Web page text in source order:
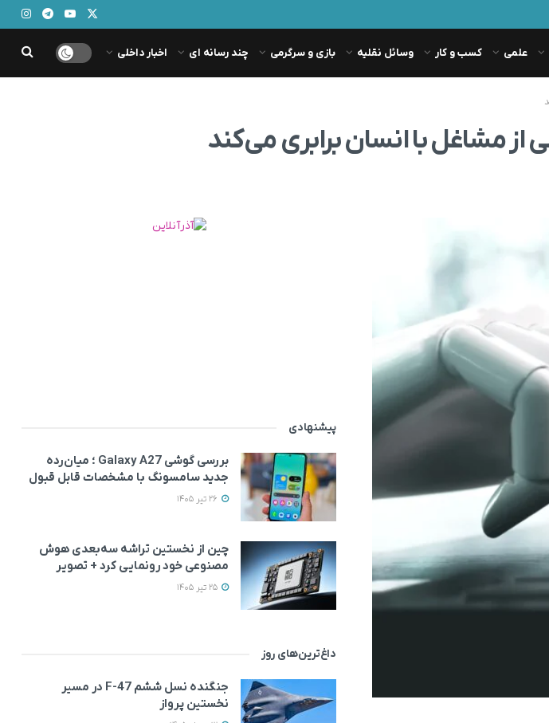
علمی کسب و کار وسائل نقلیه بازی و سرگرمی چند رسانه ای اخبار داخلی
پیشنهادی
بررسی گوشی Galaxy A27 ؛ میان‌رده‌
جدید سامسونگ با مشخصات قابل قبول
چین از نخستین تراشه سه‌بعدی هوش
مصنوعی خود رونمایی کرد + تصویر
داغ‌ترین‌های روز
جنگنده نسل ششم F-47 در مسیر
نخستین پرواز